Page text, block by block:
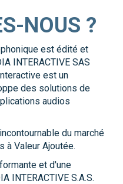
NOUS ?
est édité et
INTERACTIVE SAS
est un
des solutions de
audios
du marché
à Valeur Ajoutée.
et d'une
INTERACTIVE S.A.S.